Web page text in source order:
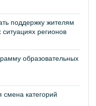
поддержку жителям
регионов
образовательных
категорий